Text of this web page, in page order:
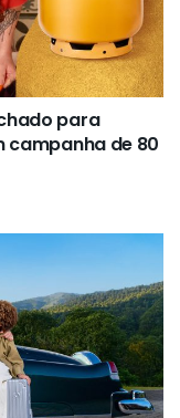
para
campanha de 80